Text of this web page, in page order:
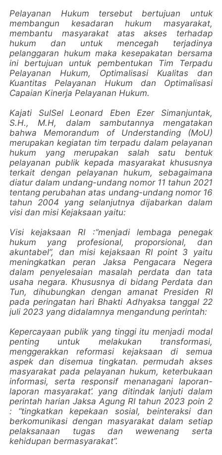
Pelayanan Hukum tersebut bertujuan untuk
membangun kesadaran hukum masyarakat,
membantu masyarakat atas akses terhadap
hukum dan untuk mencegah terjadinya
pelanggaran hukum maka kesepakatan bersama
ini bertujuan untuk pembentukan Tim Terpadu
Pelayanan Hukum, Optimalisasi Kualitas dan
Kuantitas Pelayanan Hukum dan Optimalisasi
Capaian Kinerja Pelayanan Hukum.
Kajati SulSel Leonard Eben Ezer Simanjuntak,
S.H., M.H, dalam sambutannya mengatakan
bahwa Memorandum of Understanding (MoU)
merupakan kegiatan tim terpadu dalam pelayanan
hukum yang merupakan salah satu bentuk
pelayanan publik kepada masyarakat khususnya
terkait dengan pelayanan hukum, sebagaimana
diatur dalam undang-undang nomor 11 tahun 2021
tentang perubahan atas undang-undang nomor 16
tahun 2004 yang selanjutnya dijabarkan dalam
visi dan misi Kejaksaan yaitu:
Visi kejaksaan RI :“menjadi lembaga penegak
hukum yang profesional, proporsional, dan
akuntabel”, dan misi kejaksaan RI point 3 yaitu
meningkatkan peran Jaksa Pengacara Negera
dalam penyelesaian masalah perdata dan tata
usaha negara. Khususnya di bidang Perdata dan
Tun, dihubungkan dengan amanat Presiden RI
pada peringatan hari Bhakti Adhyaksa tanggal 22
juli 2023 yang didalamnya mengandung perintah:
Kepercayaan publik yang tinggi itu menjadi modal
penting untuk melakukan transformasi,
menggerakkan reformasi kejaksaan di semua
aspek dan disemua tingkatan. permudah akses
masyarakat pada pelayanan hukum, keterbukaan
informasi, serta responsif menanagani laporan-
laporan masyarakat’. yang ditindak lanjuti dalam
perintah harian Jaksa Agung RI tahun 2023 poin 2
: “tingkatkan kepekaan sosial, beinteraksi dan
berkomunikasi dengan masyarakat dalam setiap
pelaksanaan tugas dan wewenang serta
kehidupan bermasyarakat”.